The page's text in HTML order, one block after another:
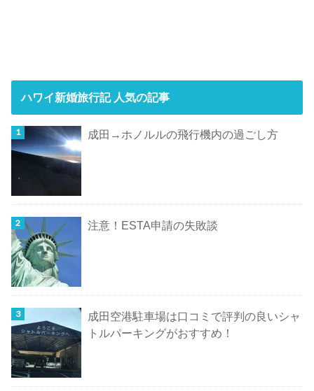
ハワイ新婚旅行記 人気の記事
成田→ホノルルの飛行機内の過ごし方
注意！ESTA申請の失敗談
成田空港駐車場は口コミで評判の良いシャ
トルパーキングがおすすめ！